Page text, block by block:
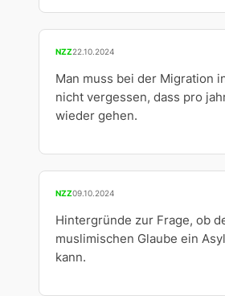
NZZ22.10.2024
Man muss bei der Migration
nicht vergessen, dass pro
wieder gehen.
NZZ09.10.2024
Hintergründe zur Frage, ob
muslimischen Glaube ein
kann.